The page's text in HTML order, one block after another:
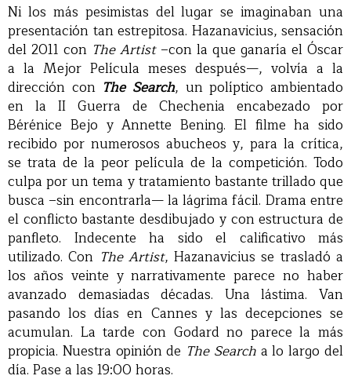
Ni los más pesimistas del lugar se imaginaban una
presentación tan estrepitosa. Hazanavicius, sensación
del 2011 con The Artist–con la que ganaría el Óscar
a la Mejor Película meses después—, volvía a la
dirección conThe Search, un políptico ambientado
en la II Guerra de Chechenia encabezado por
Bérénice Bejo y Annette Bening. El filme ha sido
recibido por numerosos abucheos y, para la crítica,
se trata de la peor película de la competición. Todo
culpa por un tema y tratamiento bastante trillado que
busca –sin encontrarla— la lágrima fácil. Drama entre
el conflicto bastante desdibujado y con estructura de
panfleto. Indecente ha sido el calificativo más
utilizado. Con The Artist, Hazanavicius se trasladó a
los años veinte y narrativamente parece no haber
avanzado demasiadas décadas. Una lástima. Van
pasando los días en Cannes y las decepciones se
acumulan. La tarde con Godard no parece la más
propicia. Nuestra opinión de The Searcha lo largo del
día. Pase a las 19:00 horas.